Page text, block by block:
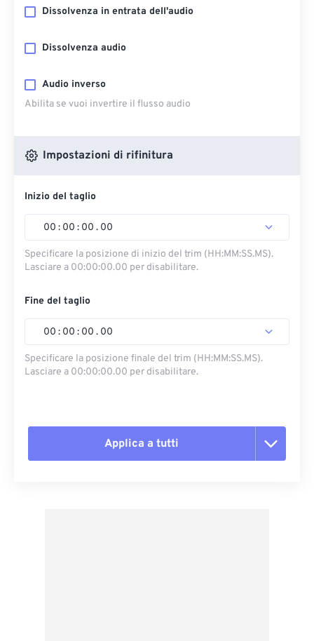
Dissolvenza in entrata dell'audio
Dissolvenza audio
Audio inverso
Abilita se vuoi invertire il flusso audio
Impostazioni di rifinitura
Inizio del taglio
00 : 00 : 00 . 00
Specificare la posizione di inizio del trim (HH:MM:SS.MS).
Lasciare a 00:00:00.00 per disabilitare.
Fine del taglio
00 : 00 : 00 . 00
Specificare la posizione finale del trim (HH:MM:SS.MS).
Lasciare a 00:00:00.00 per disabilitare.
Applica a tutti